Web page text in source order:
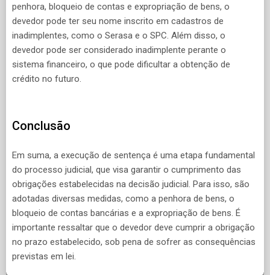
penhora, bloqueio de contas e expropriação de bens, o
devedor pode ter seu nome inscrito em cadastros de
inadimplentes, como o Serasa e o SPC. Além disso, o
devedor pode ser considerado inadimplente perante o
sistema financeiro, o que pode dificultar a obtenção de
crédito no futuro.
Conclusão
Em suma, a execução de sentença é uma etapa fundamental
do processo judicial, que visa garantir o cumprimento das
obrigações estabelecidas na decisão judicial. Para isso, são
adotadas diversas medidas, como a penhora de bens, o
bloqueio de contas bancárias e a expropriação de bens. É
importante ressaltar que o devedor deve cumprir a obrigação
no prazo estabelecido, sob pena de sofrer as consequências
previstas em lei.